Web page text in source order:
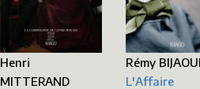
Henri
MITTERAND
Rémy BIJAOUI
L'Affaire